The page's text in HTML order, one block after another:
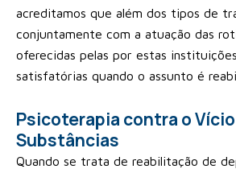
acreditamos que além dos tipos de
conjuntamente com a atuação das
oferecidas pelas por estas
satisfatórias quando o assunto é
Psicoterapia contra o
Substâncias
Quando se trata de reabilitação de